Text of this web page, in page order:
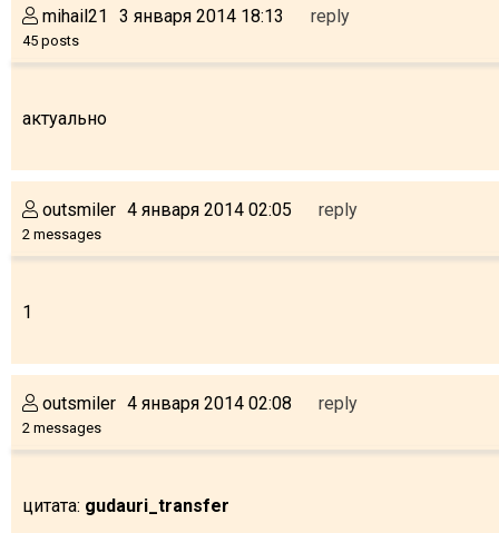
mihail21
45 posts
3 января 2014 18:13 reply
актуально
outsmiler
2 messages
4 января 2014 02:05 reply
1
outsmiler
2 messages
4 января 2014 02:08 reply
цитата: gudauri_transfer